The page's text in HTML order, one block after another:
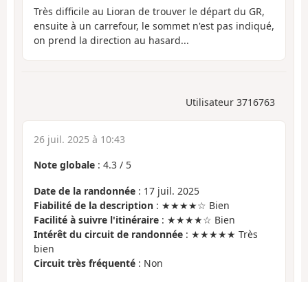
Très difficile au Lioran de trouver le départ du GR,
ensuite à un carrefour, le sommet n'est pas indiqué,
on prend la direction au hasard...
Utilisateur 3716763
26 juil. 2025 à 10:43
Note globale : 4.3 / 5
Date de la randonnée : 17 juil. 2025
Fiabilité de la description : ★★★★☆ Bien
Facilité à suivre l'itinéraire : ★★★★☆ Bien
Intérêt du circuit de randonnée : ★★★★★ Très
bien
Circuit très fréquenté : Non